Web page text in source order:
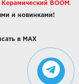
Керамический BOOM .
и новинками!
в MAX